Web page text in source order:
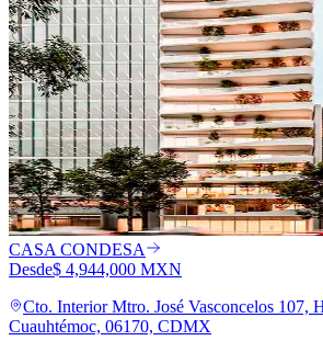
CASA CONDESA
Desde$ 4,944,000 MXN
Cto. Interior Mtro. José Vasconcelos 107,
Cuauhtémoc, 06170, CDMX